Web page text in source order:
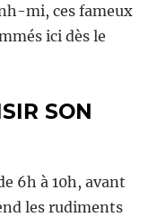
mi, ces fameux
ici dès le
SON
6h à 10h, avant
les rudiments